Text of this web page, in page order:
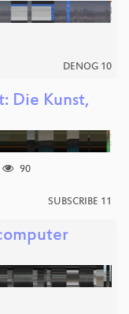
DENOG 10
Die Kunst,
90
SUBSCRIBE 11